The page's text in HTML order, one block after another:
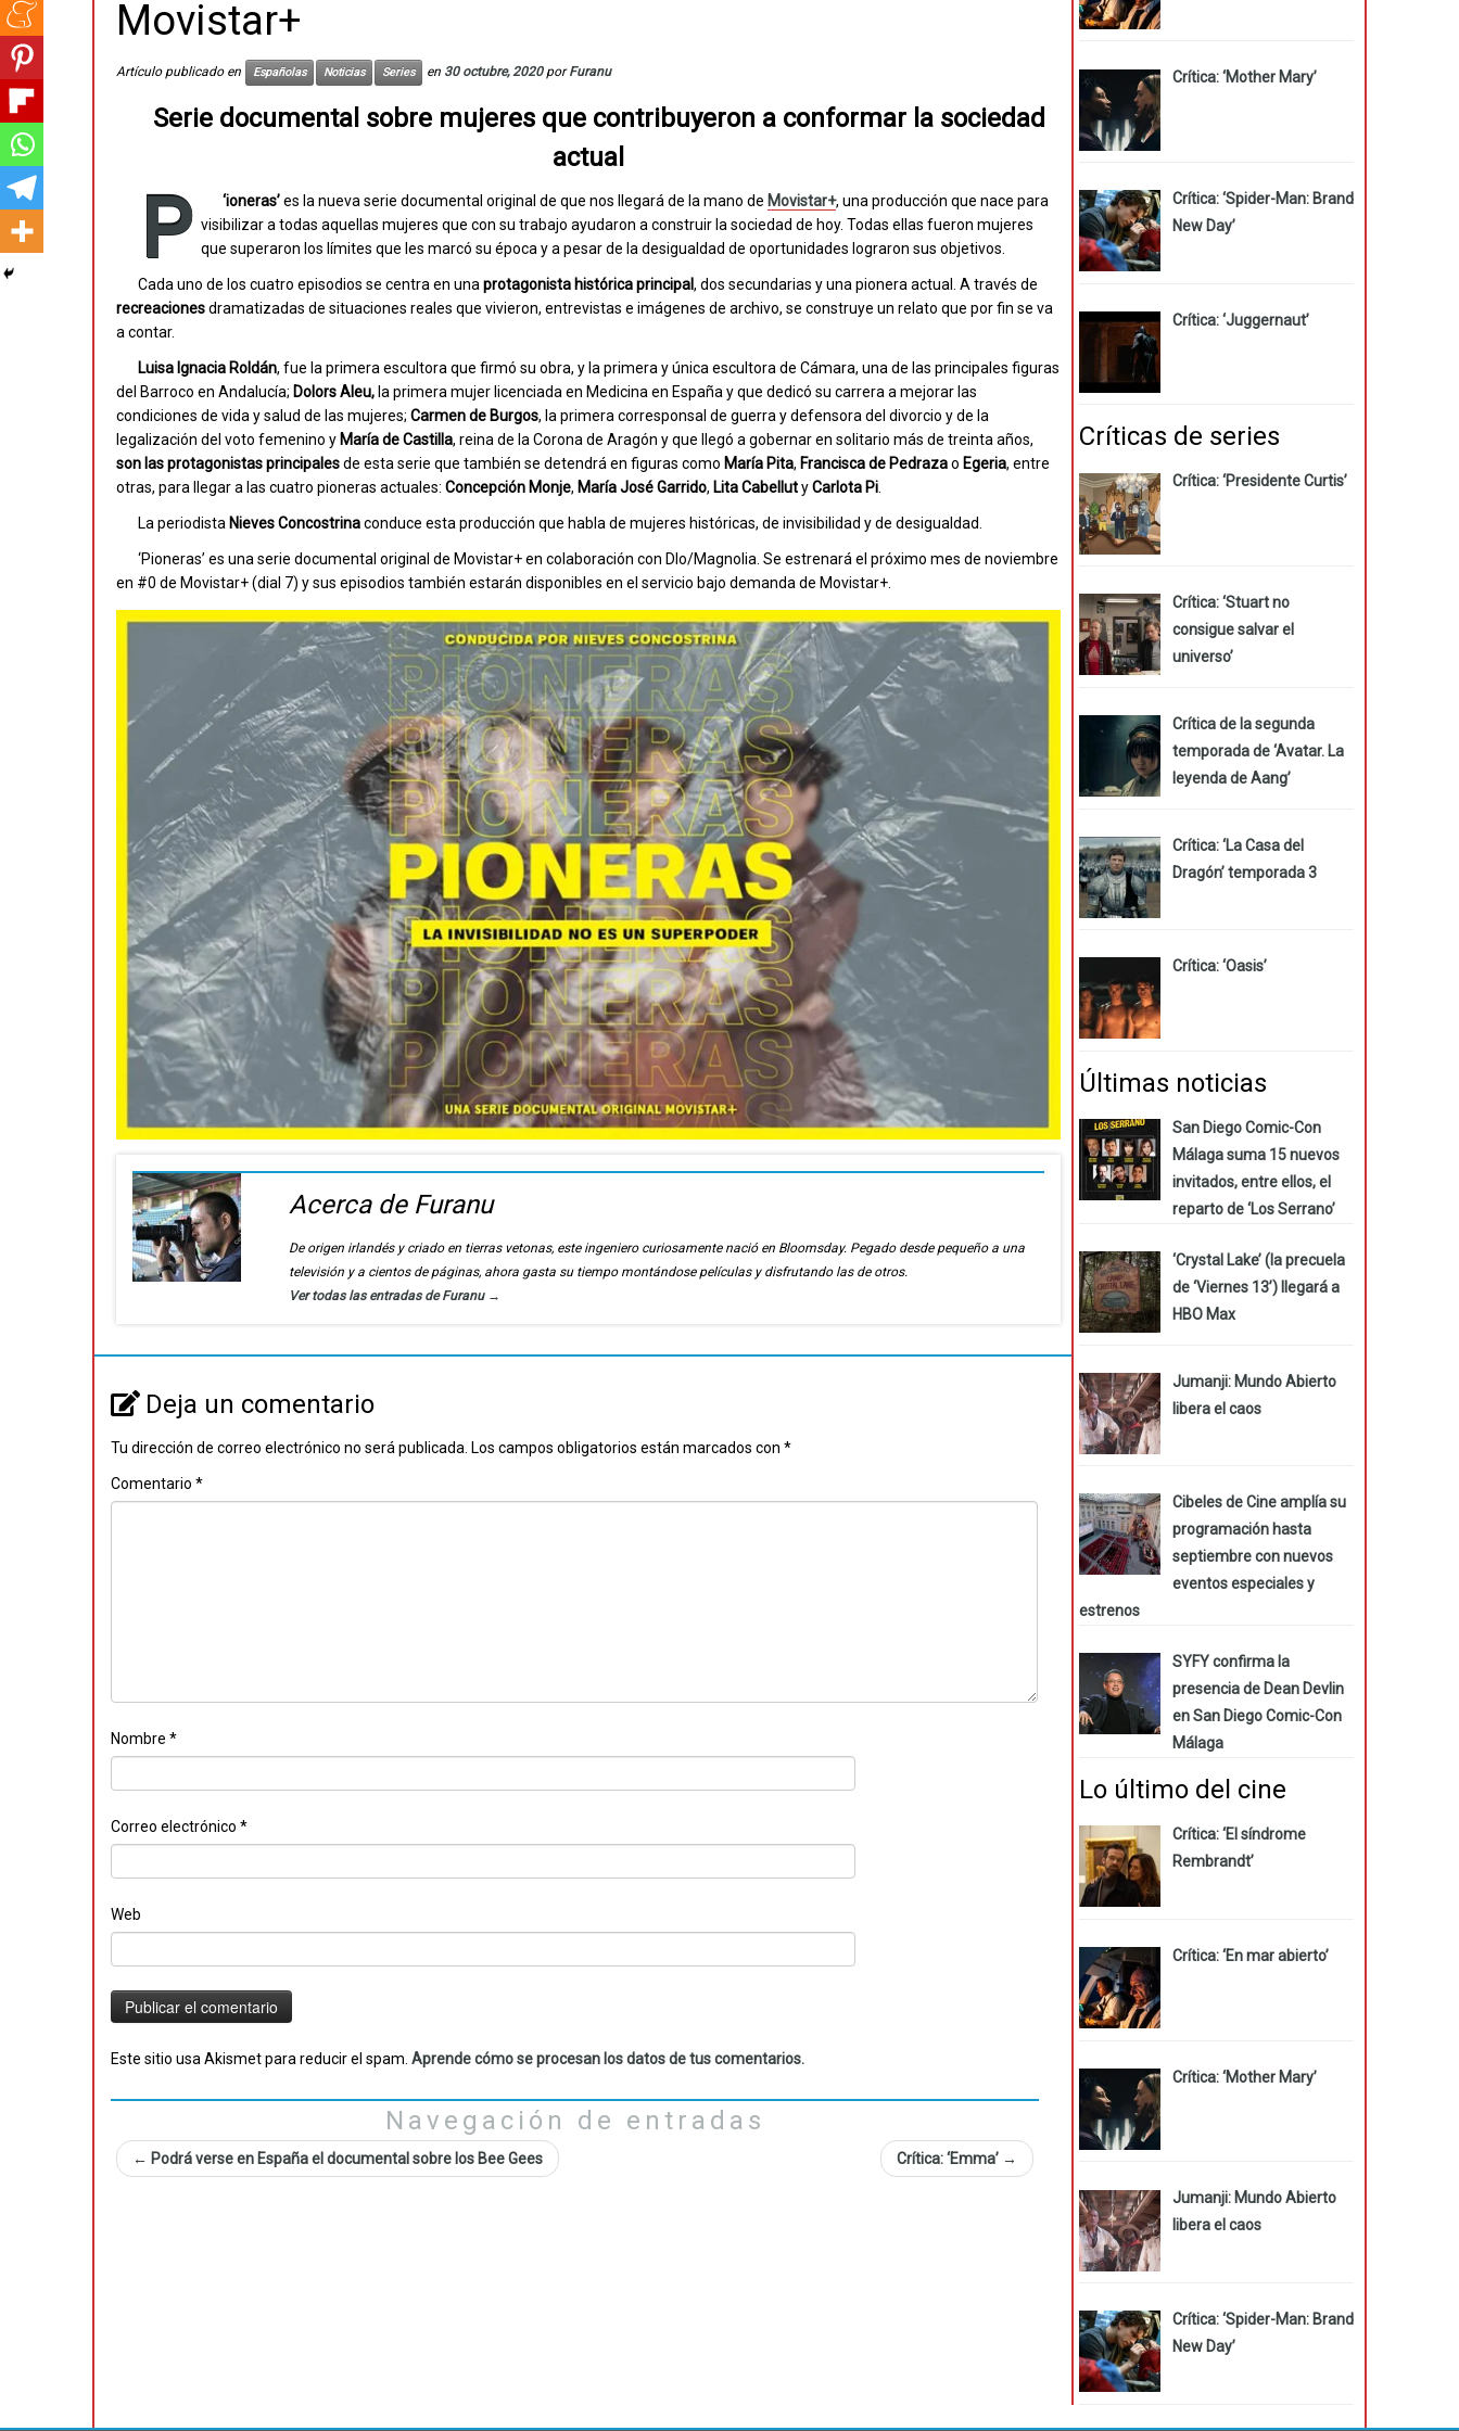
Movistar+
Artículo publicado en Españolas Noticias Series en 30 octubre, 2020 porFuranu
Serie documental sobre mujeres que contribuyeron a conformar la sociedad
actual
‘
P ioneras’es la nueva serie documental original de que nos llegará de la mano de Movistar+, una producción que nace para
visibilizar a todas aquellas mujeres que con su trabajo ayudaron a construir la sociedad de hoy. Todas ellas fueron mujeres
que superaron los límites que les marcó su época y a pesar de la desigualdad de oportunidades lograron sus objetivos.
Cada uno de los cuatro episodios se centra en una protagonista histórica principal, dos secundarias y una pionera actual. A través de
recreacionesdramatizadas de situaciones reales que vivieron, entrevistas e imágenes de archivo, se construye un relato que por fin se va
a contar.
Luisa Ignacia Roldán, fue la primera escultora que firmó su obra, y la primera y única escultora de Cámara, una de las principales figuras
del Barroco en Andalucía; Dolors Aleu, la primera mujer licenciada en Medicina en España y que dedicó su carrera a mejorar las
condiciones de vida y salud de las mujeres; Carmen de Burgos, la primera corresponsal de guerra y defensora del divorcio y de la
legalización del voto femenino y María de Castilla, reina de la Corona de Aragón y que llegó a gobernar en solitario más de treinta años,
son lasprotagonistas principalesde esta serie que también se detendrá en figuras como María Pita, Francisca de Pedrazao Egeria, entre
otras, para llegar a las cuatro pioneras actuales: Concepción Monje, MaríaJoséGarrido, Lita CabellutyCarlota Pi
La periodista Nieves Concostrinaconduce esta producción que habla de mujeres históricas, de invisibilidad y de desigualdad.
‘Pioneras’ es una serie documental original de Movistar+ en colaboración con Dlo/Magnolia. Se estrenará el próximo mes de noviembre
en #0 de Movistar+ (dial 7) y sus episodios también estarán disponibles en el servicio bajo demanda de Movistar+.
Acerca de Furanu
De origen irlandés y criado en tierras vetonas, este ingeniero curiosamente nació en Bloomsday. Pegado desde pequeño a una
televisión y a cientos de páginas, ahora gasta su tiempo montándose películas y disfrutando las de otros.
Ver todas las entradas de Furanu →
Deja un comentario
Tu dirección de correo electrónico no será publicada. Los campos obligatorios están marcados con *
Comentario *
Nombre *
Correo electrónico *
Web
Este sitio usa Akismet para reducir el spam. Aprende cómo se procesan los datos de tus comentarios.
Navegación de entradas
← Podrá verse en España el documental sobre los Bee Gees Crítica: ‘Emma’ →
Crítica: ‘Mother Mary’
Crítica: ‘Spider-Man: Brand
New Day’
Crítica: ‘Juggernaut’
Críticas de series
Crítica: ‘Presidente Curtis’
Crítica: ‘Stuart no
consigue salvar el
universo’
Crítica de la segunda
temporada de ‘Avatar. La
leyenda de Aang’
Crítica: ‘La Casa del
Dragón’ temporada 3
Crítica: ‘Oasis’
Últimas noticias
San Diego Comic-Con
Málaga suma 15 nuevos
invitados, entre ellos, el
reparto de ‘Los Serrano’
‘Crystal Lake’ (la precuela
de ‘Viernes 13’) llegará a
HBO Max
Jumanji: Mundo Abierto
libera el caos
Cibeles de Cine amplía su
programación hasta
septiembre con nuevos
eventos especiales y
estrenos
SYFY confirma la
presencia de Dean Devlin
en San Diego Comic-Con
Málaga
Lo último del cine
Crítica: ‘El síndrome
Rembrandt’
Crítica: ‘En mar abierto’
Crítica: ‘Mother Mary’
Jumanji: Mundo Abierto
libera el caos
Crítica: ‘Spider-Man: Brand
New Day’